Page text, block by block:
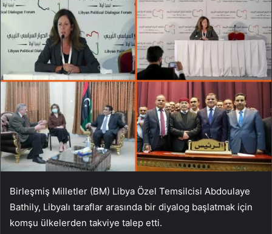
Birleşmiş Milletler (BM) Libya Özel Temsilcisi Abdoulaye
Bathily, Libyalı taraflar arasında bir diyalog başlatmak için
komşu ülkelerden takviye talep etti.